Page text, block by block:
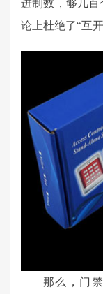
进制数，够几
论上杜绝了“互开
那么，门